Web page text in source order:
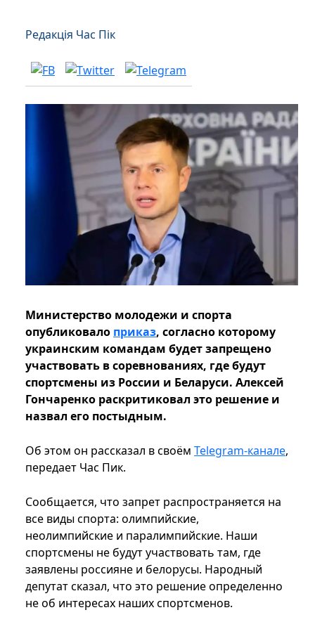
Редакція Час Пік
Министерство молодежи и спорта
опубликовало приказ, согласно которому
украинским командам будет запрещено
участвовать в соревнованиях, где будут
спортсмены из России и Беларуси. Алексей
Гончаренко раскритиковал это решение и
назвал его постыдным.
Об этом он рассказал в своём Telegram-канале,
передает Час Пик.
Сообщается, что запрет распространяется на
все виды спорта: олимпийские,
неолимпийские и паралимпийские. Наши
спортсмены не будут участвовать там, где
заявлены россияне и белорусы. Народный
депутат сказал, что это решение определенно
не об интересах наших спортсменов.